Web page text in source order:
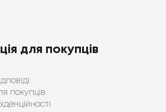
для покупців
покупців